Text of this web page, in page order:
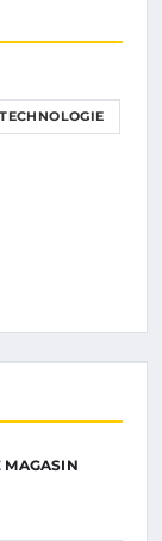
MAGASIN